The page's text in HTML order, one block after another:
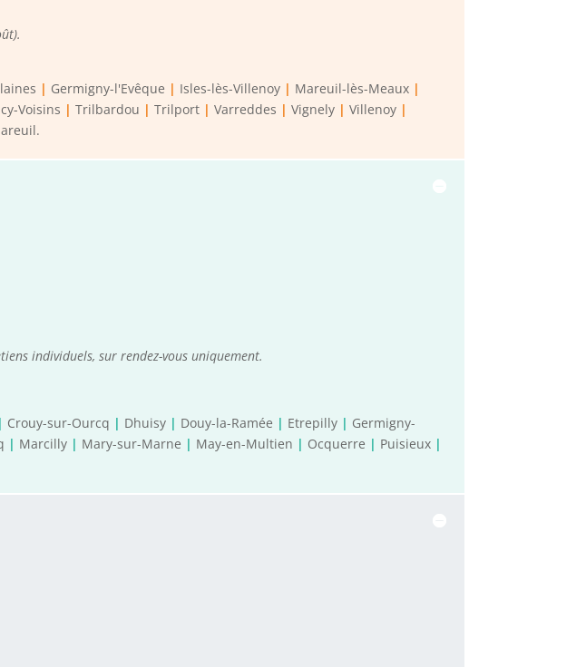
| Germigny-l'Evêque | Isles-lès-Villenoy | Mareuil-lès-Meaux |
Voisins | Trilbardou | Trilport | Varreddes | Vignely | Villenoy |
individuels, sur rendez-vous uniquement.
| Crouy-sur-Ourcq | Dhuisy | Douy-la-Ramée | Etrepilly | Germigny-
| Marcilly | Mary-sur-Marne | May-en-Multien | Ocquerre | Puisieux |